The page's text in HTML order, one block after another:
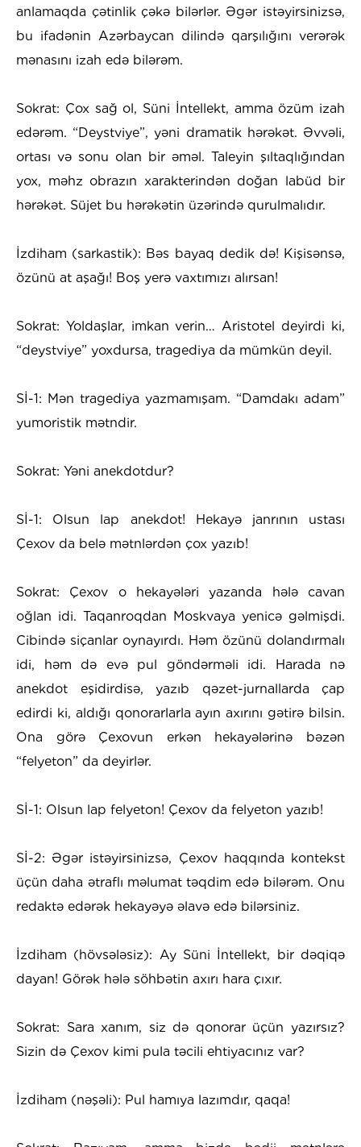
anlamaqda çətinlik çəkə bilərlər. Əgər istəyirsinizsə,
bu ifadənin Azərbaycan dilində qarşılığını verərək
mənasını izah edə bilərəm.
Sokrat: Çox sağ ol, Süni İntellekt, amma özüm izah
edərəm. “Deystviye”, yəni dramatik hərəkət. Əvvəli,
ortası və sonu olan bir əməl. Taleyin şıltaqlığından
yox, məhz obrazın xarakterindən doğan labüd bir
hərəkət. Süjet bu hərəkətin üzərində qurulmalıdır.
İzdiham (sarkastik): Bəs bayaq dedik də! Kişisənsə,
özünü at aşağı! Boş yerə vaxtımızı alırsan!
Sokrat: Yoldaşlar, imkan verin… Aristotel deyirdi ki,
“deystviye” yoxdursa, tragediya da mümkün deyil.
Sİ-1: Mən tragediya yazmamışam. “Damdakı adam”
yumoristik mətndir.
Sokrat: Yəni anekdotdur?
Sİ-1: Olsun lap anekdot! Hekayə janrının ustası
Çexov da belə mətnlərdən çox yazıb!
Sokrat: Çexov o hekayələri yazanda hələ cavan
oğlan idi. Taqanroqdan Moskvaya yenicə gəlmişdi.
Cibində siçanlar oynayırdı. Həm özünü dolandırmalı
idi, həm də evə pul göndərməli idi. Harada nə
anekdot eşidirdisə, yazıb qəzet-jurnallarda çap
edirdi ki, aldığı qonorarlarla ayın axırını gətirə bilsin.
Ona görə Çexovun erkən hekayələrinə bəzən
“felyeton” da deyirlər.
Sİ-1: Olsun lap felyeton! Çexov da felyeton yazıb!
Sİ-2: Əgər istəyirsinizsə, Çexov haqqında kontekst
üçün daha ətraflı məlumat təqdim edə bilərəm. Onu
redaktə edərək hekayəyə əlavə edə bilərsiniz.
İzdiham (hövsələsiz): Ay Süni İntellekt, bir dəqiqə
dayan! Görək hələ söhbətin axırı hara çıxır.
Sokrat: Sara xanım, siz də qonorar üçün yazırsız?
Sizin də Çexov kimi pula təcili ehtiyacınız var?
İzdiham (nəşəli): Pul hamıya lazımdır, qaqa!